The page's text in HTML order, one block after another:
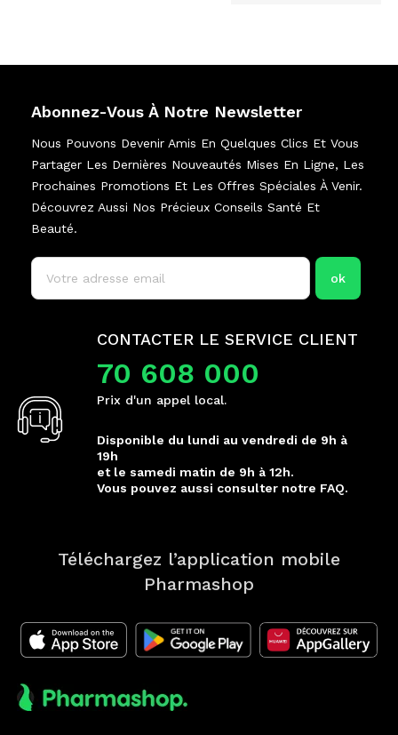
Abonnez-Vous À Notre Newsletter
Nous Pouvons Devenir Amis En Quelques Clics Et Vous
Partager Les Dernières Nouveautés Mises En Ligne, Les
Prochaines Promotions Et Les Offres Spéciales À Venir.
Découvrez Aussi Nos Précieux Conseils Santé Et
Beauté.
CONTACTER LE SERVICE CLIENT
70 608 000
Prix d'un appel local.
Disponible du lundi au vendredi de 9h à
19h
et le samedi matin de 9h à 12h.
Vous pouvez aussi consulter notre FAQ.
Téléchargez l’application mobile
Pharmashop